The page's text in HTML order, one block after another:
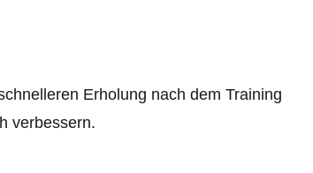
Erholung nach dem Training
verbessern.